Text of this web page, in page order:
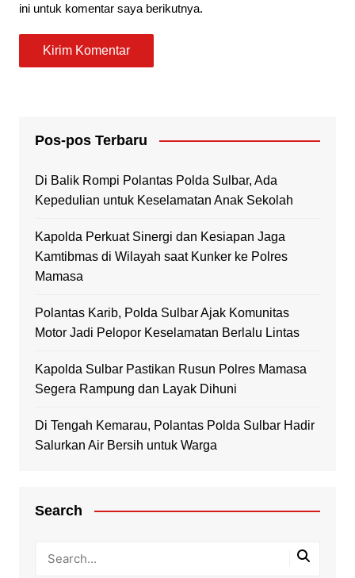
ini untuk komentar saya berikutnya.
Pos-pos Terbaru
Di Balik Rompi Polantas Polda Sulbar, Ada
Kepedulian untuk Keselamatan Anak Sekolah
Kapolda Perkuat Sinergi dan Kesiapan Jaga
Kamtibmas di Wilayah saat Kunker ke Polres
Mamasa
Polantas Karib, Polda Sulbar Ajak Komunitas
Motor Jadi Pelopor Keselamatan Berlalu Lintas
Kapolda Sulbar Pastikan Rusun Polres Mamasa
Segera Rampung dan Layak Dihuni
Di Tengah Kemarau, Polantas Polda Sulbar Hadir
Salurkan Air Bersih untuk Warga
Search